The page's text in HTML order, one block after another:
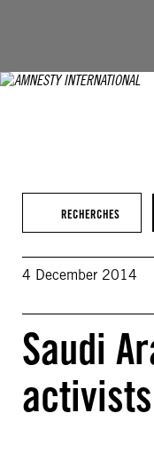
RECHERCHES
4 December 2014
Saudi